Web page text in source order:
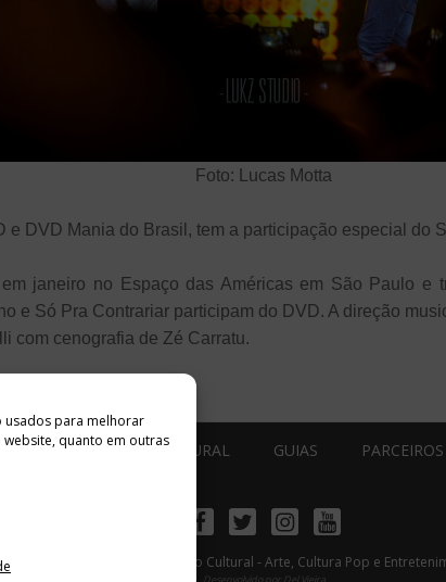
usados ​​para melhorar
quanto em outras
Foto: Lucas Motta
e DVD Mania do Brasil, tem a participação especial do
janeiro no Espaço das Américas em São Paulo e
e Só Pra Contrariar participam do DVD. A direção
com cenografia de Zé Carratu.
ESTÚDIO ACESSO CULTURAL GUIAS PARCEIROS
FacebookTwitterInstagramYoutube
2026 Acesso Cultural - Arte, Cultura Pop e
Desenvolvido por Del Vieira